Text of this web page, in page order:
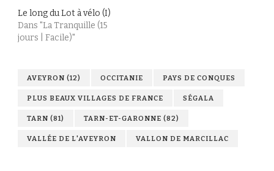
Le long du Lot à vélo (I)
Dans "La Tranquille (15
jours | Facile)"
AVEYRON (12) OCCITANIE PAYS DE CONQUES
PLUS BEAUX VILLAGES DE FRANCE SÉGALA
TARN (81) TARN-ET-GARONNE (82)
VALLÉE DE L'AVEYRON VALLON DE MARCILLAC